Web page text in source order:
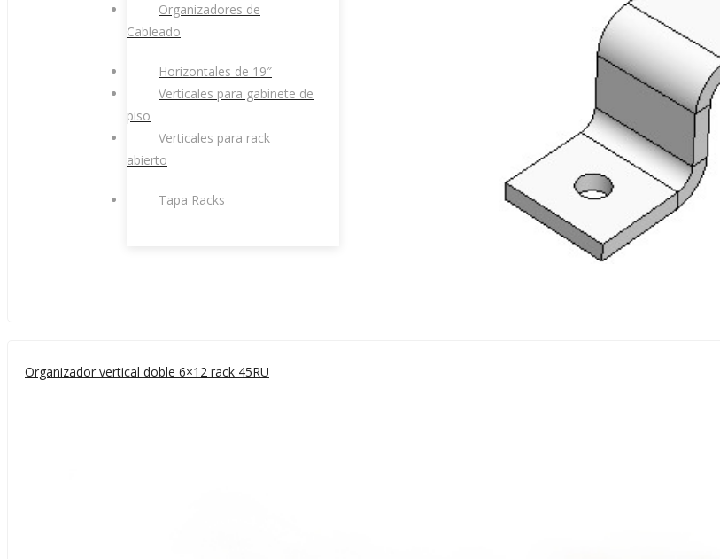
Organizadores de
Cableado
Horizontales de 19″
Verticales para gabinete de
piso
Verticales para rack
abierto
Tapa Racks
Organizador vertical doble 6×12 rack 45RU